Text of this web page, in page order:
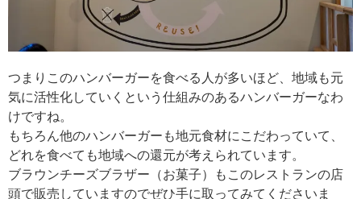
つまりこのハンバーガーを食べる人が多いほど、地域も元
気に活性化していくという仕組みのあるハンバーガーなわ
けですね。
もちろん他のハンバーガーも地元食材にこだわっていて、
どれを食べても地域への還元が考えられています。
ブラウンチーズブラザー（お菓子）もこのレストランの店
頭で販売していますのでぜひ手に取ってみてくださいま